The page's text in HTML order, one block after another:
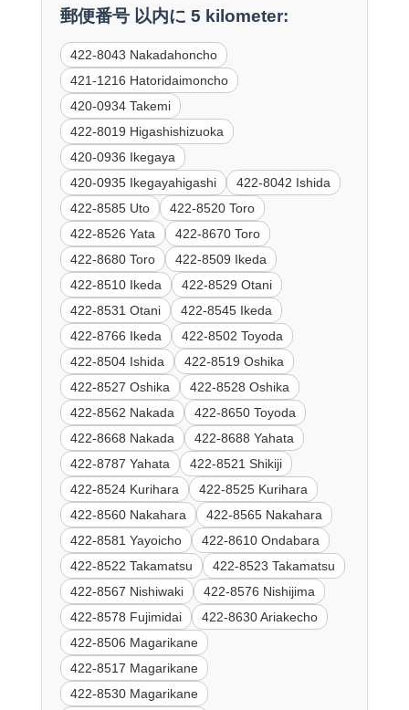
郵便番号 以内に 5 kilometer:
422-8043 Nakadahoncho
421-1216 Hatoridaimoncho
420-0934 Takemi
422-8019 Higashishizuoka
420-0936 Ikegaya
420-0935 Ikegayahigashi
422-8042 Ishida
422-8585 Uto
422-8520 Toro
422-8526 Yata
422-8670 Toro
422-8680 Toro
422-8509 Ikeda
422-8510 Ikeda
422-8529 Otani
422-8531 Otani
422-8545 Ikeda
422-8766 Ikeda
422-8502 Toyoda
422-8504 Ishida
422-8519 Oshika
422-8527 Oshika
422-8528 Oshika
422-8562 Nakada
422-8650 Toyoda
422-8668 Nakada
422-8688 Yahata
422-8787 Yahata
422-8521 Shikiji
422-8524 Kurihara
422-8525 Kurihara
422-8560 Nakahara
422-8565 Nakahara
422-8581 Yayoicho
422-8610 Ondabara
422-8522 Takamatsu
422-8523 Takamatsu
422-8567 Nishiwaki
422-8576 Nishijima
422-8578 Fujimidai
422-8630 Ariakecho
422-8506 Magarikane
422-8517 Magarikane
422-8530 Magarikane